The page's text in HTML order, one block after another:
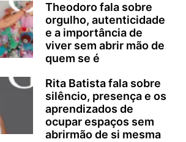
Theodoro fala sobre
orgulho, autenticidade
e a importância de
viver sem abrir mão de
quem se é
Rita Batista fala sobre
silêncio, presença e os
aprendizados de
ocupar espaços sem
abrirmão de si mesma